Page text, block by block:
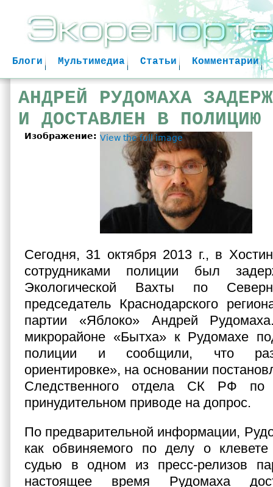
Комментарии
Статьи
Мультимедиа
Блоги
АНДРЕЙ РУДОМАХА
И ДОСТАВЛЕН В ПОЛИЦИЮ
Изображение: View the full image
Сегодня, 31 октября 2013 г., в
сотрудниками полиции был
Экологической Вахты по
председатель Краснодарского
партии «Яблоко» Андрей
микрорайоне «Бытха» к Рудомахе
полиции и сообщили, что
ориентировке», на основании
Следственного отдела СК РФ по
принудительном приводе на допрос.
По предварительной информации,
как обвиняемого по делу о
судью в одном из пресс-релизов
настоящее время Рудомаха